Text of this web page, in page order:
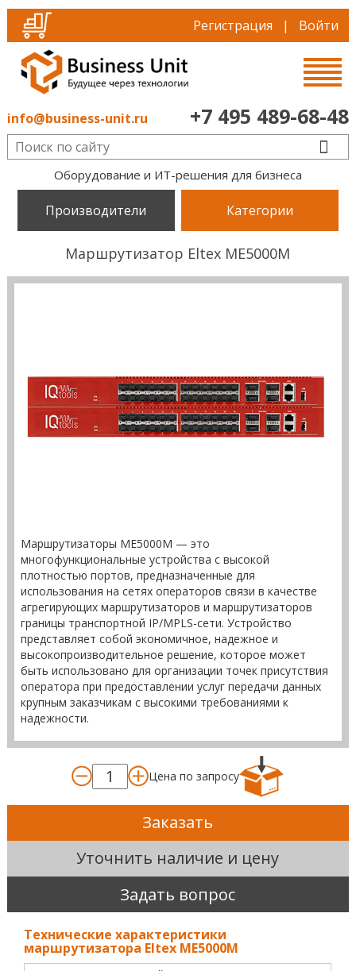
Регистрация | Войти
info@business-unit.ru +7 495 489-68-48
Оборудование и ИТ-решения для бизнеса
Производители Категории
Маршрутизатор Eltex ME5000M
Маршрутизаторы MЕ5000M — это
многофункциональные уcтройства с высокой
плотностью портов, предназначенные для
использования на сетях операторов связи в качестве
агрегирующих маршрутизаторов и маршрутизаторов
границы транспортной IP/MPLS-сети. Устройство
представляет собой экономичное, надежное и
высокопроизводительное решение, которое может
быть использовано для организации точек присутствия
оператора при предоставлении услуг передачи данных
крупным заказчикам с высокими требованиями к
надежности.
Цена по запросу
Заказать
Уточнить наличие и цену
Задать вопрос
Технические характеристики
маршрутизатора Eltex ME5000M